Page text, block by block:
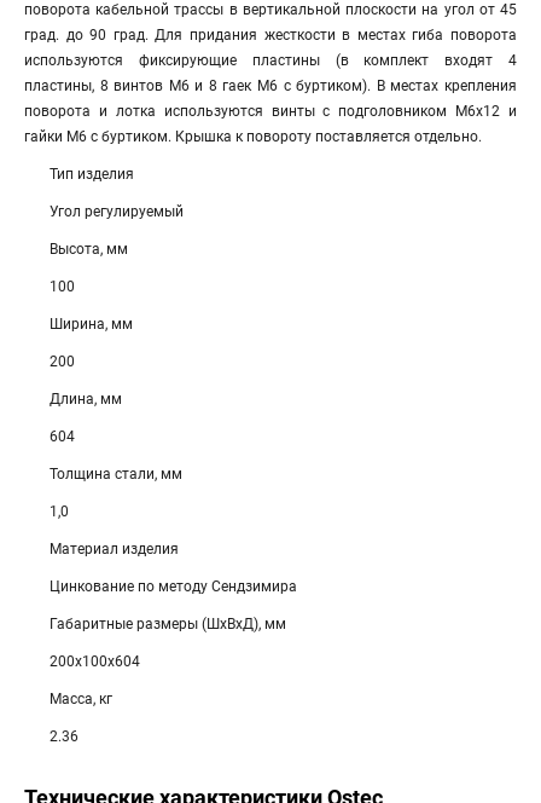
поворота кабельной трассы в вертикальной плоскости на угол от 45
град. до 90 град. Для придания жесткости в местах гиба поворота
используются фиксирующие пластины (в комплект входят 4
пластины, 8 винтов М6 и 8 гаек М6 с буртиком). В местах крепления
поворота и лотка используются винты с подголовником М6х12 и
гайки М6 с буртиком. Крышка к повороту поставляется отдельно.
Тип изделия
Угол регулируемый
Высота, мм
100
Ширина, мм
200
Длина, мм
604
Толщина стали, мм
1,0
Материал изделия
Цинкование по методу Сендзимира
Габаритные размеры (ШхВхД), мм
200х100х604
Масса, кг
2.36
Технические характеристики Ostec